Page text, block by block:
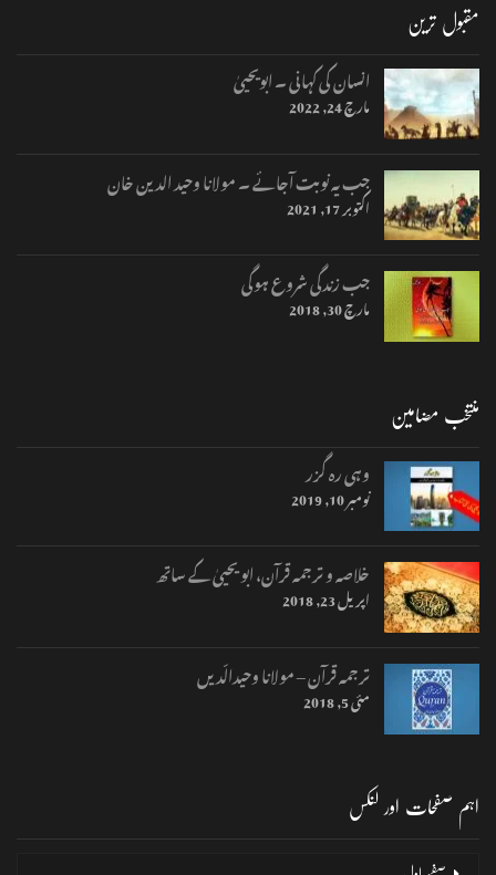
مقبول ترین
انسان کی کہانی ۔ ابویحییٰ
مارچ 24, 2022
جب یہ نوبت آجائے ۔ مولانا وحید الدین خان
اکتوبر 17, 2021
جب زندگی شروع ہوگی
مارچ 30, 2018
منتخب مضامین
وہی رہ گزر
نومبر 10, 2019
خلاصہ و ترجمہ قرآن، ابو یحییٰ کے ساتھ
اپریل 23, 2018
ترجمہ قرآن – مولانا وحیدالّدیں
مئی 5, 2018
اہم صفحات اور لنکس